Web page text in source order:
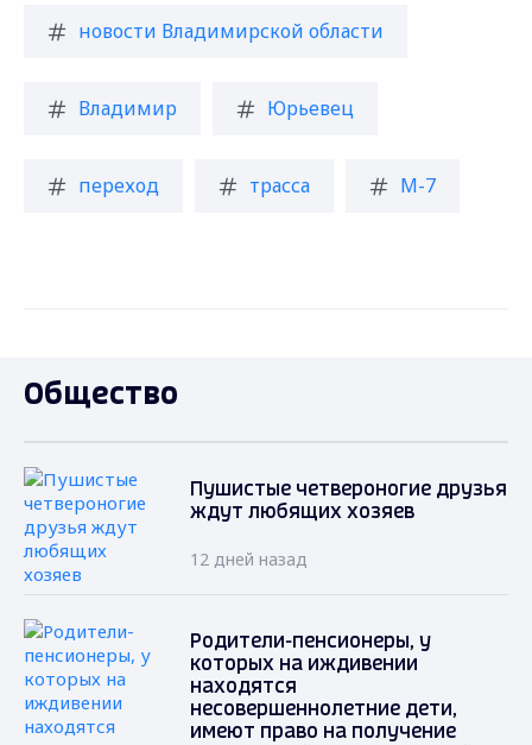
новости Владимирской области
Владимир Юрьевец
переход трасса М-7
Общество
Пушистые четвероногие друзья
ждут любящих хозяев
12 дней назад
Родители-пенсионеры, у
которых на иждивении
находятся
несовершеннолетние дети,
имеют право на получение